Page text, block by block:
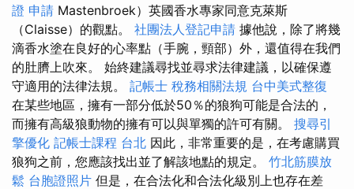
證 申請 Mastenbroek）英國香水專家同意克萊斯
（Claisse）的觀點。 社團法人登記申請 據他說，除了將幾
滴香水塗在良好的心率點（手腕，頸部）外，還值得在我們
的肚臍上吹來。 始終建議尋找並尋求法律建議，以確保遵
守適用的法律法規。 記帳士 稅務相關法規 台中美式整復
在某些地區，擁有一部分低於50％的狼狗可能是合法的，
而擁有高級狼動物的擁有可以與單獨的許可有關。 搜尋引
擎優化 記帳士課程 台北 因此，非常重要的是，在考慮購買
狼狗之前，您應該找出並了解該地點的規定。 竹北筋膜放
鬆 台胞證照片 但是，在合法化和合法化級別上也存在差